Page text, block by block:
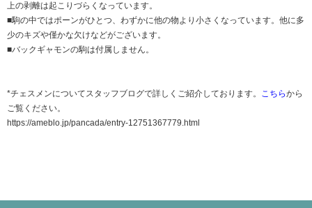
上の剥離は起こりづらくなっています。
■駒の中ではポーンがひとつ、わずかに他の物より小さくなっています。他に多
少のキズや僅かな欠けなどがございます。
■バックギャモンの駒は付属しません。
*チェスメンについてスタッフブログで詳しくご紹介しております。 こちらから
ご覧ください。
https://ameblo.jp/pancada/entry-12751367779.html